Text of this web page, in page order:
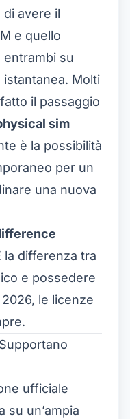
avere il
e quello
entrambi su
Molti
il passaggio
sim
è la possibilità
per un
una nuova
la differenza tra
e possedere
le licenze
ufficiale
su un’ampia